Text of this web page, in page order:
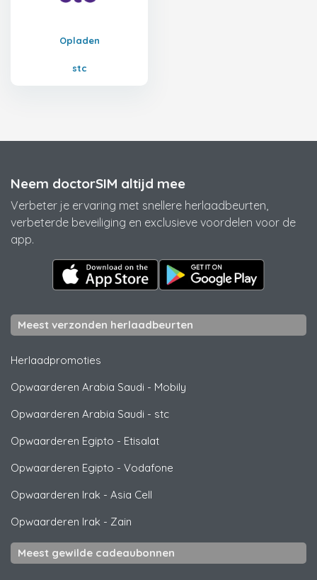
Opladen
stc
Neem doctorSIM altijd mee
Verbeter je ervaring met snellere herlaadbeurten,
verbeterde beveiliging en exclusieve voordelen voor de
app.
Meest verzonden herlaadbeurten
Herlaadpromoties
Opwaarderen Arabia Saudi - Mobily
Opwaarderen Arabia Saudi - stc
Opwaarderen Egipto - Etisalat
Opwaarderen Egipto - Vodafone
Opwaarderen Irak - Asia Cell
Opwaarderen Irak - Zain
Meest gewilde cadeaubonnen